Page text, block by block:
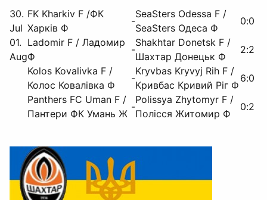
30.
Jul
FK Kharkiv F /ФК
Харків Ф
-
SeaSters Odessa F /
SeaSters Одеса Ф
0:0
01.
Aug
Ladomir F / Ладомир
Ф
-
Shakhtar Donetsk F /
Шахтар Донецьк Ф
2:2
Kolos Kovalivka F /
Колос Ковалівка Ф
-
Kryvbas Kryvyj Rih F /
Кривбас Кривий Ріг Ф
6:0
Panthers FC Uman F /
Пантери ФК Умань Ж
-
Polissya Zhytomyr F /
Полісся Житомир Ф
0:2